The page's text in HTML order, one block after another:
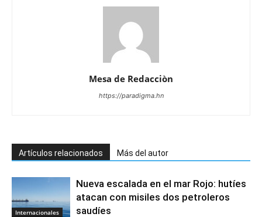
Mesa de Redacciòn
https://paradigma.hn
Artículos relacionados Más del autor
Internacionales
Nueva escalada en el mar Rojo: hutíes
atacan con misiles dos petroleros
saudíes